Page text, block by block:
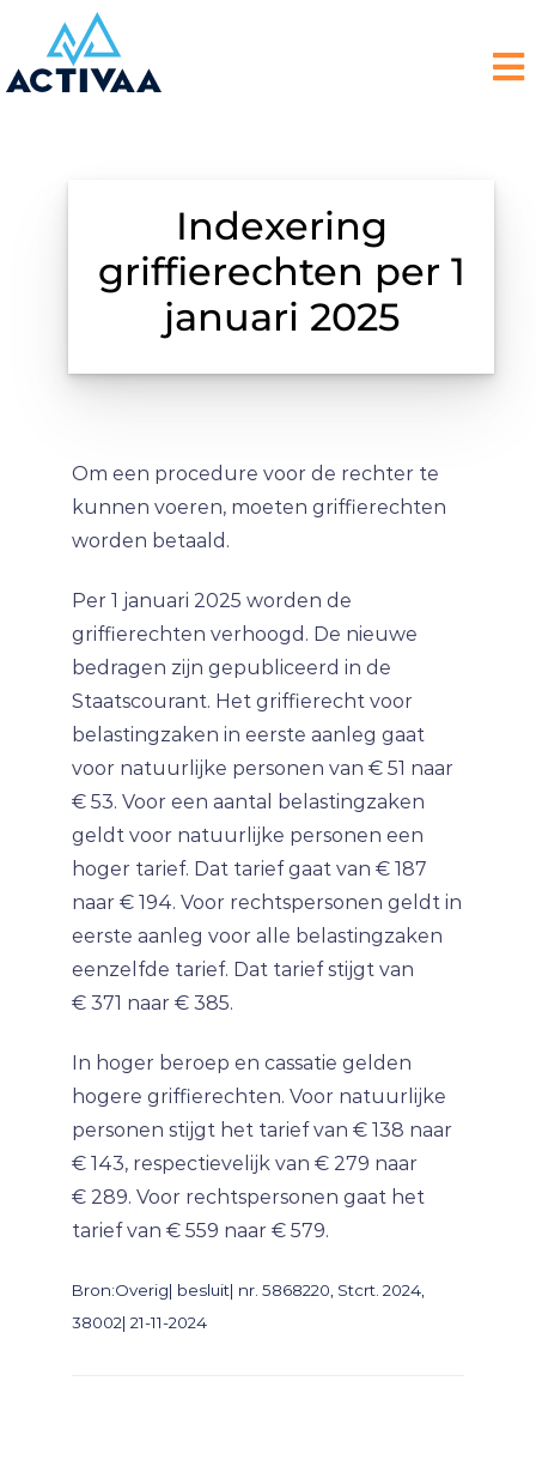
Indexering
griffierechten per 1
januari 2025
Om een procedure voor de rechter te
kunnen voeren, moeten griffierechten
worden betaald.
Per 1 januari 2025 worden de
griffierechten verhoogd. De nieuwe
bedragen zijn gepubliceerd in de
Staatscourant. Het griffierecht voor
belastingzaken in eerste aanleg gaat
voor natuurlijke personen van € 51 naar
€ 53. Voor een aantal belastingzaken
geldt voor natuurlijke personen een
hoger tarief. Dat tarief gaat van € 187
naar € 194. Voor rechtspersonen geldt in
eerste aanleg voor alle belastingzaken
eenzelfde tarief. Dat tarief stijgt van
€ 371 naar € 385.
In hoger beroep en cassatie gelden
hogere griffierechten. Voor natuurlijke
personen stijgt het tarief van € 138 naar
€ 143, respectievelijk van € 279 naar
€ 289. Voor rechtspersonen gaat het
tarief van € 559 naar € 579.
Bron:Overig| besluit| nr. 5868220, Stcrt. 2024,
38002| 21-11-2024